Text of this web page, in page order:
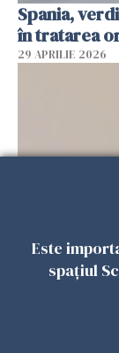
Spania,
în tratarea
29 APRILIE 2026
Vaccinul
Este
spațiul